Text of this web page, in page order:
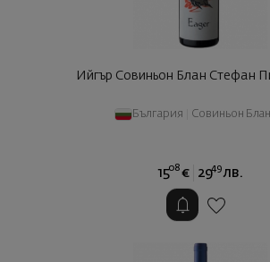
Ийгър Совиньон Блан Стефан
България Совиньон Блан
1508 € 2949 лв.